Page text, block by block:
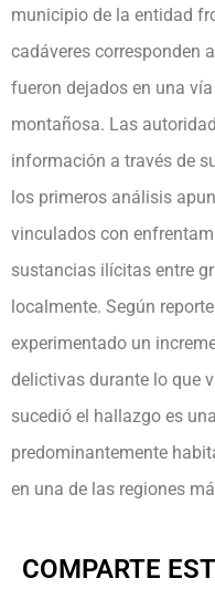
municipio de la entidad
cadáveres corresponden
fueron dejados en una
montañosa. Las
información a través de
los primeros análisis
vinculados con
sustancias ilícitas entre
localmente. Según
experimentado un
delictivas durante lo que
sucedió el hallazgo es
predominantemente
en una de las regiones
COMPARTE